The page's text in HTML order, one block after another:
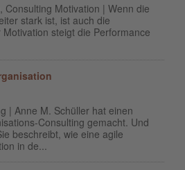
Consulting Motivation | Wenn die
stark ist, ist auch die
steigt die Performance
| Anne M. Schüller hat einen
Consulting gemacht. Und
beschreibt, wie eine agile
in de...